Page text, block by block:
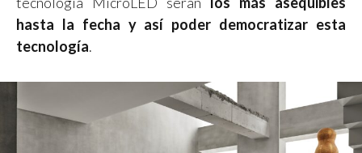
hasta la fecha y así poder democratizar esta
tecnología.